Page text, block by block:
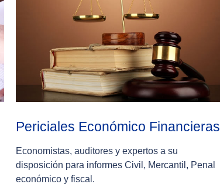
Periciales Económico Financieras
Economistas, auditores y expertos a su
disposición para informes Civil, Mercantil, Penal
económico y fiscal.